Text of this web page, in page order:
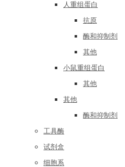
人重组蛋白
抗原
酶和抑制剂
其他
小鼠重组蛋白
其他
其他
酶和抑制剂
工具酶
试剂盒
细胞系